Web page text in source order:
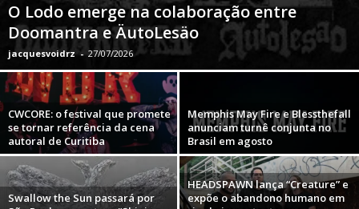
O Lodo emerge na colaboração entre
Doomantra e ÄutoLesäo
jacquesvoidrz - 27/07/2026
CWCORE: o festival que promete
se tornar referência da cena
autoral de Curitiba
Memphis May Fire e Blessthefall
anunciam turnê conjunta no
Brasil em agosto
Swallow the Sun passará por
HEADSPAWN lança “Creature” e
expõe o abandono humano em